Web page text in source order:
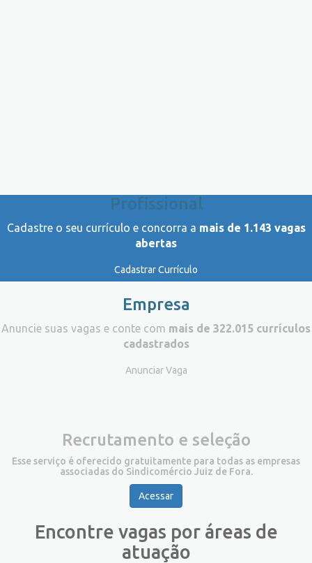
Profissional
Cadastre o seu currículo e concorra a mais de 1.143 vagas
abertas
Cadastrar Currículo
Empresa
Anuncie suas vagas e conte com mais de 322.015 currículos
cadastrados
Anunciar Vaga
Recrutamento e seleção
Esse serviço é oferecido gratuitamente para todas as empresas
associadas do Sindicomércio Juiz de Fora.
Acessar
Encontre vagas por áreas de
atuação